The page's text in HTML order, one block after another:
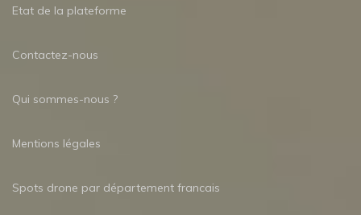
Etat de la plateforme
Contactez-nous
Qui sommes-nous ?
Mentions légales
Spots drone par département francais